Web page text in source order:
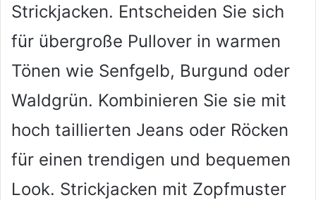
Strickjacken. Entscheiden Sie sich
für übergroße Pullover in warmen
Tönen wie Senfgelb, Burgund oder
Waldgrün. Kombinieren Sie sie mit
hoch taillierten Jeans oder Röcken
für einen trendigen und bequemen
Look. Strickjacken mit Zopfmuster